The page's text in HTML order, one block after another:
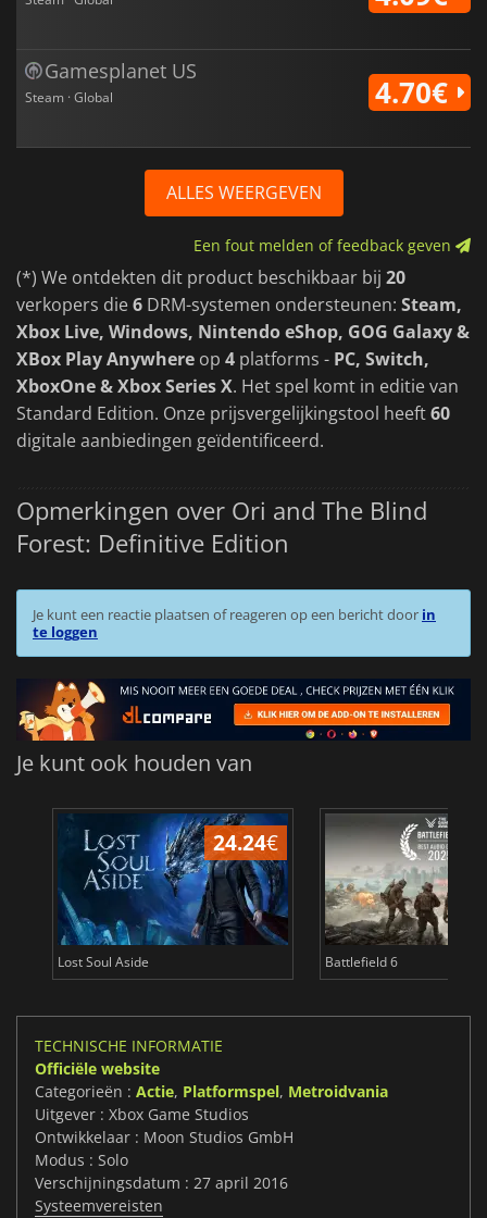
Gamesplanet US
Steam · Global 4.70€
ALLES WEERGEVEN
Een fout melden of feedback geven
(*) We ontdekten dit product beschikbaar bij 20
verkopers die6 DRM-systemen ondersteunen: Steam,
Xbox Live, Windows, Nintendo eShop, GOG Galaxy &
XBox Play Anywhere op 4 platforms - PC, Switch,
XboxOne & Xbox Series X. Het spel komt in editie van
Standard Edition. Onze prijsvergelijkingstool heeft60
digitale aanbiedingen geïdentificeerd.
Opmerkingen over Ori and The Blind
Forest: Definitive Edition
Je kunt een reactie plaatsen of reageren op een bericht door in
te loggen
Je kunt ook houden van
24.24€
Lost Soul Aside Battlefield 6
TECHNISCHE INFORMATIE
Officiële website
Categorieën : Actie, Platformspel, Metroidvania
Uitgever : Xbox Game Studios
Ontwikkelaar : Moon Studios GmbH
Modus : Solo
Verschijningsdatum : 27 april 2016
Systeemvereisten